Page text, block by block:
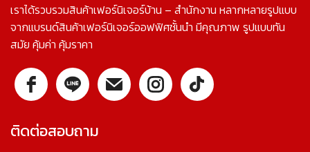
เราได้รวบรวมสินค้าเฟอร์นิเจอร์บ้าน – สำนักงาน หลากหลายรูปแบบ
จากแบรนด์สินค้าเฟอร์นิเจอร์ออฟฟิศชั้นนำ มีคุณภาพ รูปแบบทัน
สมัย คุ้มค่า คุ้มราคา
ติดต่อสอบถาม